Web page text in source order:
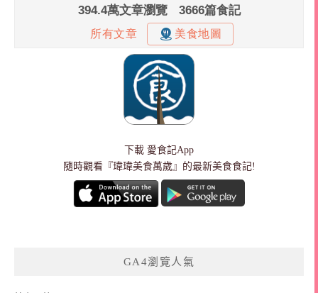
下載 愛食記App
隨時觀看『瑋瑋美食萬歲』的最新美食食記!
GA4瀏覽人氣